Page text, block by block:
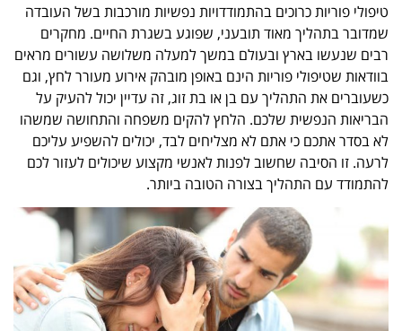
טיפולי פוריות כרוכים בהתמודדויות נפשיות מורכבות בשל העובדה
שמדובר בתהליך מאוד תובעני, שפוגע בשגרת החיים. מחקרים
רבים שנעשו בארץ ובעולם במשך למעלה משלושה עשורים מראים
בוודאות שטיפולי פוריות הינם באופן מובהק אירוע מעורר לחץ, וגם
כשעוברים את התהליך עם בן או בת זוג, זה עדיין יכול להעיק על
הבריאות הנפשית שלכם. הלחץ להקים משפחה והתחושה שמשהו
לא בסדר אתכם כי אתם לא מצליחים לבד, יכולים להשפיע עליכם
לרעה. זו הסיבה שחשוב לפנות לאנשי מקצוע שיכולים לעזור לכם
להתמודד עם התהליך בצורה הטובה ביותר.